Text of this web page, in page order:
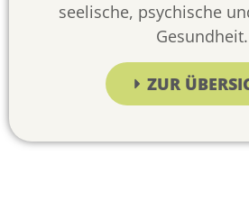
seelische, psychische
Gesundheit.
ZUR